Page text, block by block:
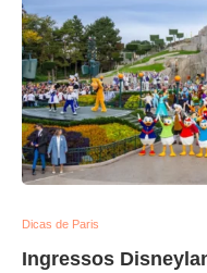
Dicas de Paris
Ingressos